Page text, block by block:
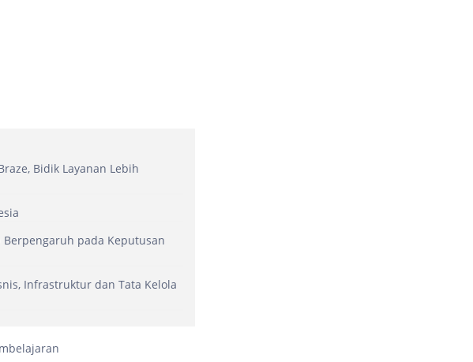
Bidik Layanan Lebih
pada Keputusan
Infrastruktur dan Tata Kelola